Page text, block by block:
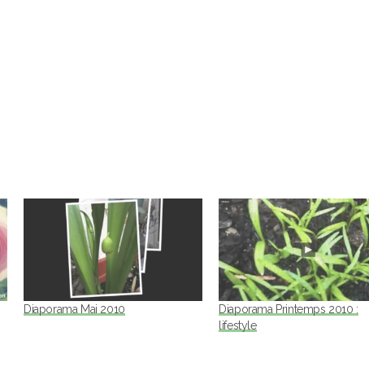
Diaporama Mai 2010
Diaporama Printemps 2010 :
lifestyle